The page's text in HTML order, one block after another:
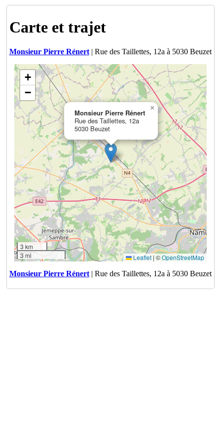
Carte et trajet
Monsieur Pierre Rénert| Rue des Taillettes, 12a à 5030 Beuzet
Monsieur Pierre Rénert
Rue des Taillettes, 12a
5030 Beuzet
×
+
−
3 km
3 mi
Leaflet | ©OpenStreetMap
Monsieur Pierre Rénert| Rue des Taillettes, 12a à 5030 Beuzet